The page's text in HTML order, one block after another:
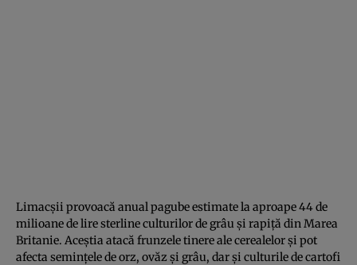
Limacșii provoacă anual pagube estimate la aproape 44 de
milioane de lire sterline culturilor de grâu și rapiță din Marea
Britanie. Aceștia atacă frunzele tinere ale cerealelor și pot
afecta semințele de orz, ovăz și grâu, dar și culturile de cartofi